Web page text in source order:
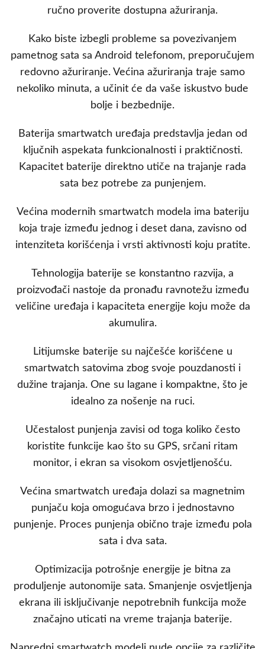
ručno proverite dostupna ažuriranja.
Kako biste izbegli probleme sa povezivanjem
pametnog sata sa Android telefonom, preporučujem
redovno ažuriranje. Većina ažuriranja traje samo
nekoliko minuta, a učinit će da vaše iskustvo bude
bolje i bezbednije.
Baterija smartwatch uređaja predstavlja jedan od
ključnih aspekata funkcionalnosti i praktičnosti.
Kapacitet baterije direktno utiče na trajanje rada
sata bez potrebe za punjenjem.
Većina modernih smartwatch modela ima bateriju
koja traje između jednog i deset dana, zavisno od
intenziteta korišćenja i vrsti aktivnosti koju pratite.
Tehnologija baterije se konstantno razvija, a
proizvođači nastoje da pronađu ravnotežu između
veličine uređaja i kapaciteta energije koju može da
akumulira.
Litijumske baterije su najčešće korišćene u
smartwatch satovima zbog svoje pouzdanosti i
dužine trajanja. One su lagane i kompaktne, što je
idealno za nošenje na ruci.
Učestalost punjenja zavisi od toga koliko često
koristite funkcije kao što su GPS, srčani ritam
monitor, i ekran sa visokom osvjetljenošću.
Većina smartwatch uređaja dolazi sa magnetnim
punjaču koja omogućava brzo i jednostavno
punjenje. Proces punjenja obično traje između pola
sata i dva sata.
Optimizacija potrošnje energije je bitna za
produljenje autonomije sata. Smanjenje osvjetljenja
ekrana ili isključivanje nepotrebnih funkcija može
značajno uticati na vreme trajanja baterije.